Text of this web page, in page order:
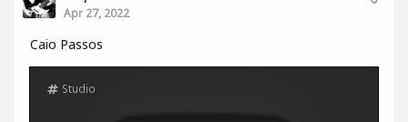
Apr 27, 2022
Caio Passos
Studio